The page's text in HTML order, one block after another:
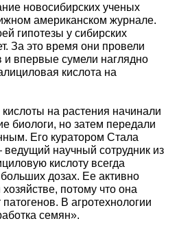
новосибирских ученых
американском журнале.
гипотезы у сибирских
За это время они провели
и впервые сумели наглядно
кислота на
на растения начинали
биологи, но затем передали
Его куратором Стала
научный сотрудник из
кислоту всегда
дозах. Ее активно
потому что она
В агротехнологии
семян».